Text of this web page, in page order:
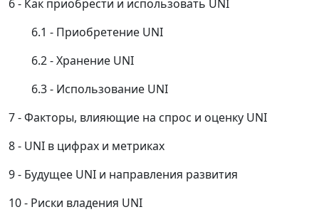
Как приобрести и использовать UNI
Приобретение UNI
Хранение UNI
Использование UNI
Факторы, влияющие на спрос и оценку UNI
UNI в цифрах и метриках
Будущее UNI и направления развития
Риски владения UNI